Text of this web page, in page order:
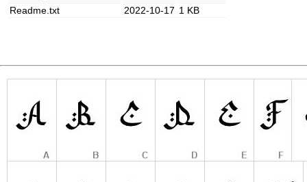
Readme.txt
2022-10-17 1 KB